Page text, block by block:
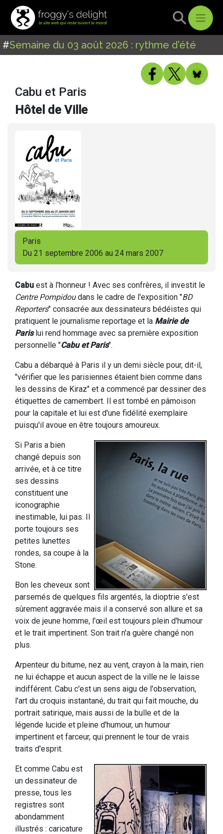
#Semaine du 03 août 2026 : rythme d'été
Cabu et Paris
Hôtel de Ville
Paris
Du 21 septembre 2006 au 24 mars 2007
Cabu est à l'honneur ! Avec ses confrères, il investit le
Centre Pompidoudans le cadre de l'exposition "BD
Reporters" consacrée aux dessinateurs bédéistes qui
pratiquent le journalisme reportage et la Mairie de
Parislui rend hommage avec sa première exposition
personnelle "Cabu et Paris".
Cabu a débarqué à Paris il y un demi siècle pour, dit-il,
"vérifier que les parisiennes étaient bien comme dans
les dessins de Kiraz" et a commencé par dessiner des
étiquettes de camembert. Il est tombé en pâmoison
pour la capitale et lui est d'une fidélité exemplaire
puisqu'il avoue en être toujours amoureux.
Si Paris a bien
changé depuis son
arrivée, et à ce titre
ses dessins
constituent une
iconographie
inestimable, lui pas. Il
porte toujours ses
petites lunettes
rondes, sa coupe à la
Stone.
Bon les cheveux sont
parsemés de quelques fils argentés, la dioptrie s'est
sûrement aggravée mais il a conservé son allure et sa
voix de jeune homme, l'œil est toujours plein d'humour
et le trait impertinent. Son trait n'a guère changé non
plus.
Arpenteur du bitume, nez au vent, crayon à la main, rien
ne lui échappe et aucun aspect de la ville ne le laisse
indifférent. Cabu c'est un sens aigu de l'observation,
l'art du croquis instantané, du trait qui fait mouche, du
portrait satirique, mais aussi de la bulle et de la
légende lucide et pleine d'humour, un humour
impertinent et farceur, qui prennent le tour de vrais
traits d'esprit.
Et comme Cabu est
un dessinateur de
presse, tous les
registres sont
abondamment
illustrés : caricature